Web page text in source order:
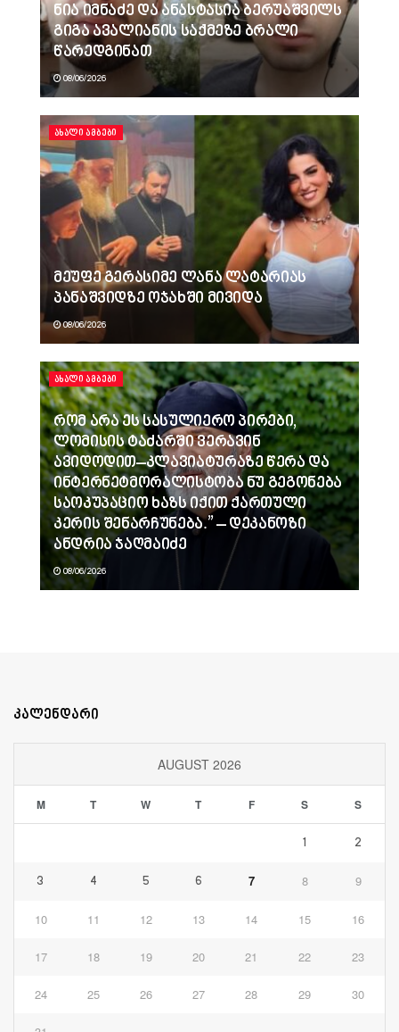
ნია იმნაძე და ანასტასია ბერუაშვილს
გიგა ავალიანის საქმეზე ბრალი
წარედგინათ
08/06/2026
ᲐᲮᲐᲚᲘ ᲐᲛᲑᲔᲑᲘ
მეუფე გერასიმე ლანა ლატარიას
პანაშვიდზე ოჯახში მივიდა
08/06/2026
ᲐᲮᲐᲚᲘ ᲐᲛᲑᲔᲑᲘ
რომ არა ეს სასულიერო პირები,
ლომისის ტაძარში ვერავინ
ავიდოდით–კლავიატურაზე წერა და
ინტერნეტმორალისტობა ნუ გეგონება
საოკუპაციო ხაზს იქით ქართული
კერის შენარჩუნება.” – დეკანოზი
ანდრია ჯაღმაიძე
08/06/2026
კალენდარი
AUGUST 2026
M T W T F S S
1 2
3 4 5 6 7 8 9
10 11 12 13 14 15 16
17 18 19 20 21 22 23
24 25 26 27 28 29 30